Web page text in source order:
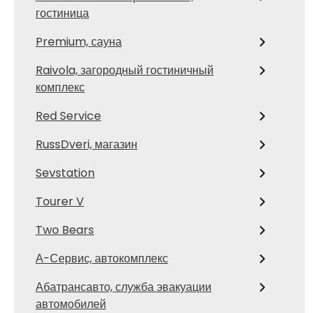
гостиница
Premium, сауна
Raivola, загородный гостиничный
комплекс
Red Service
RussDveri, магазин
Sevstation
Tourer V
Two Bears
А-Сервис, автокомплекс
Абатрансавто, служба эвакуации
автомобилей